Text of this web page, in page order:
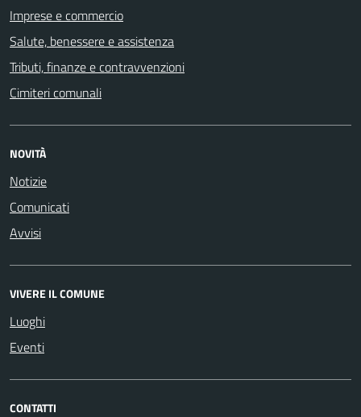
Imprese e commercio
Salute, benessere e assistenza
Tributi, finanze e contravvenzioni
Cimiteri comunali
NOVITÀ
Notizie
Comunicati
Avvisi
VIVERE IL COMUNE
Luoghi
Eventi
CONTATTI